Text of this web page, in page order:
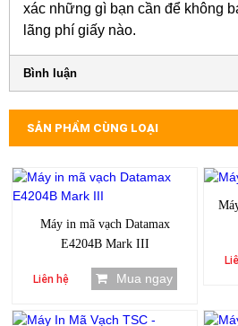
xác những gì bạn cần để không
lãng phí giấy nào.
Bình luận
SẢN PHẨM CÙNG LOẠI
Máy in mã vạch Datamax
E4204B Mark III
Liên hệ Mua ngay